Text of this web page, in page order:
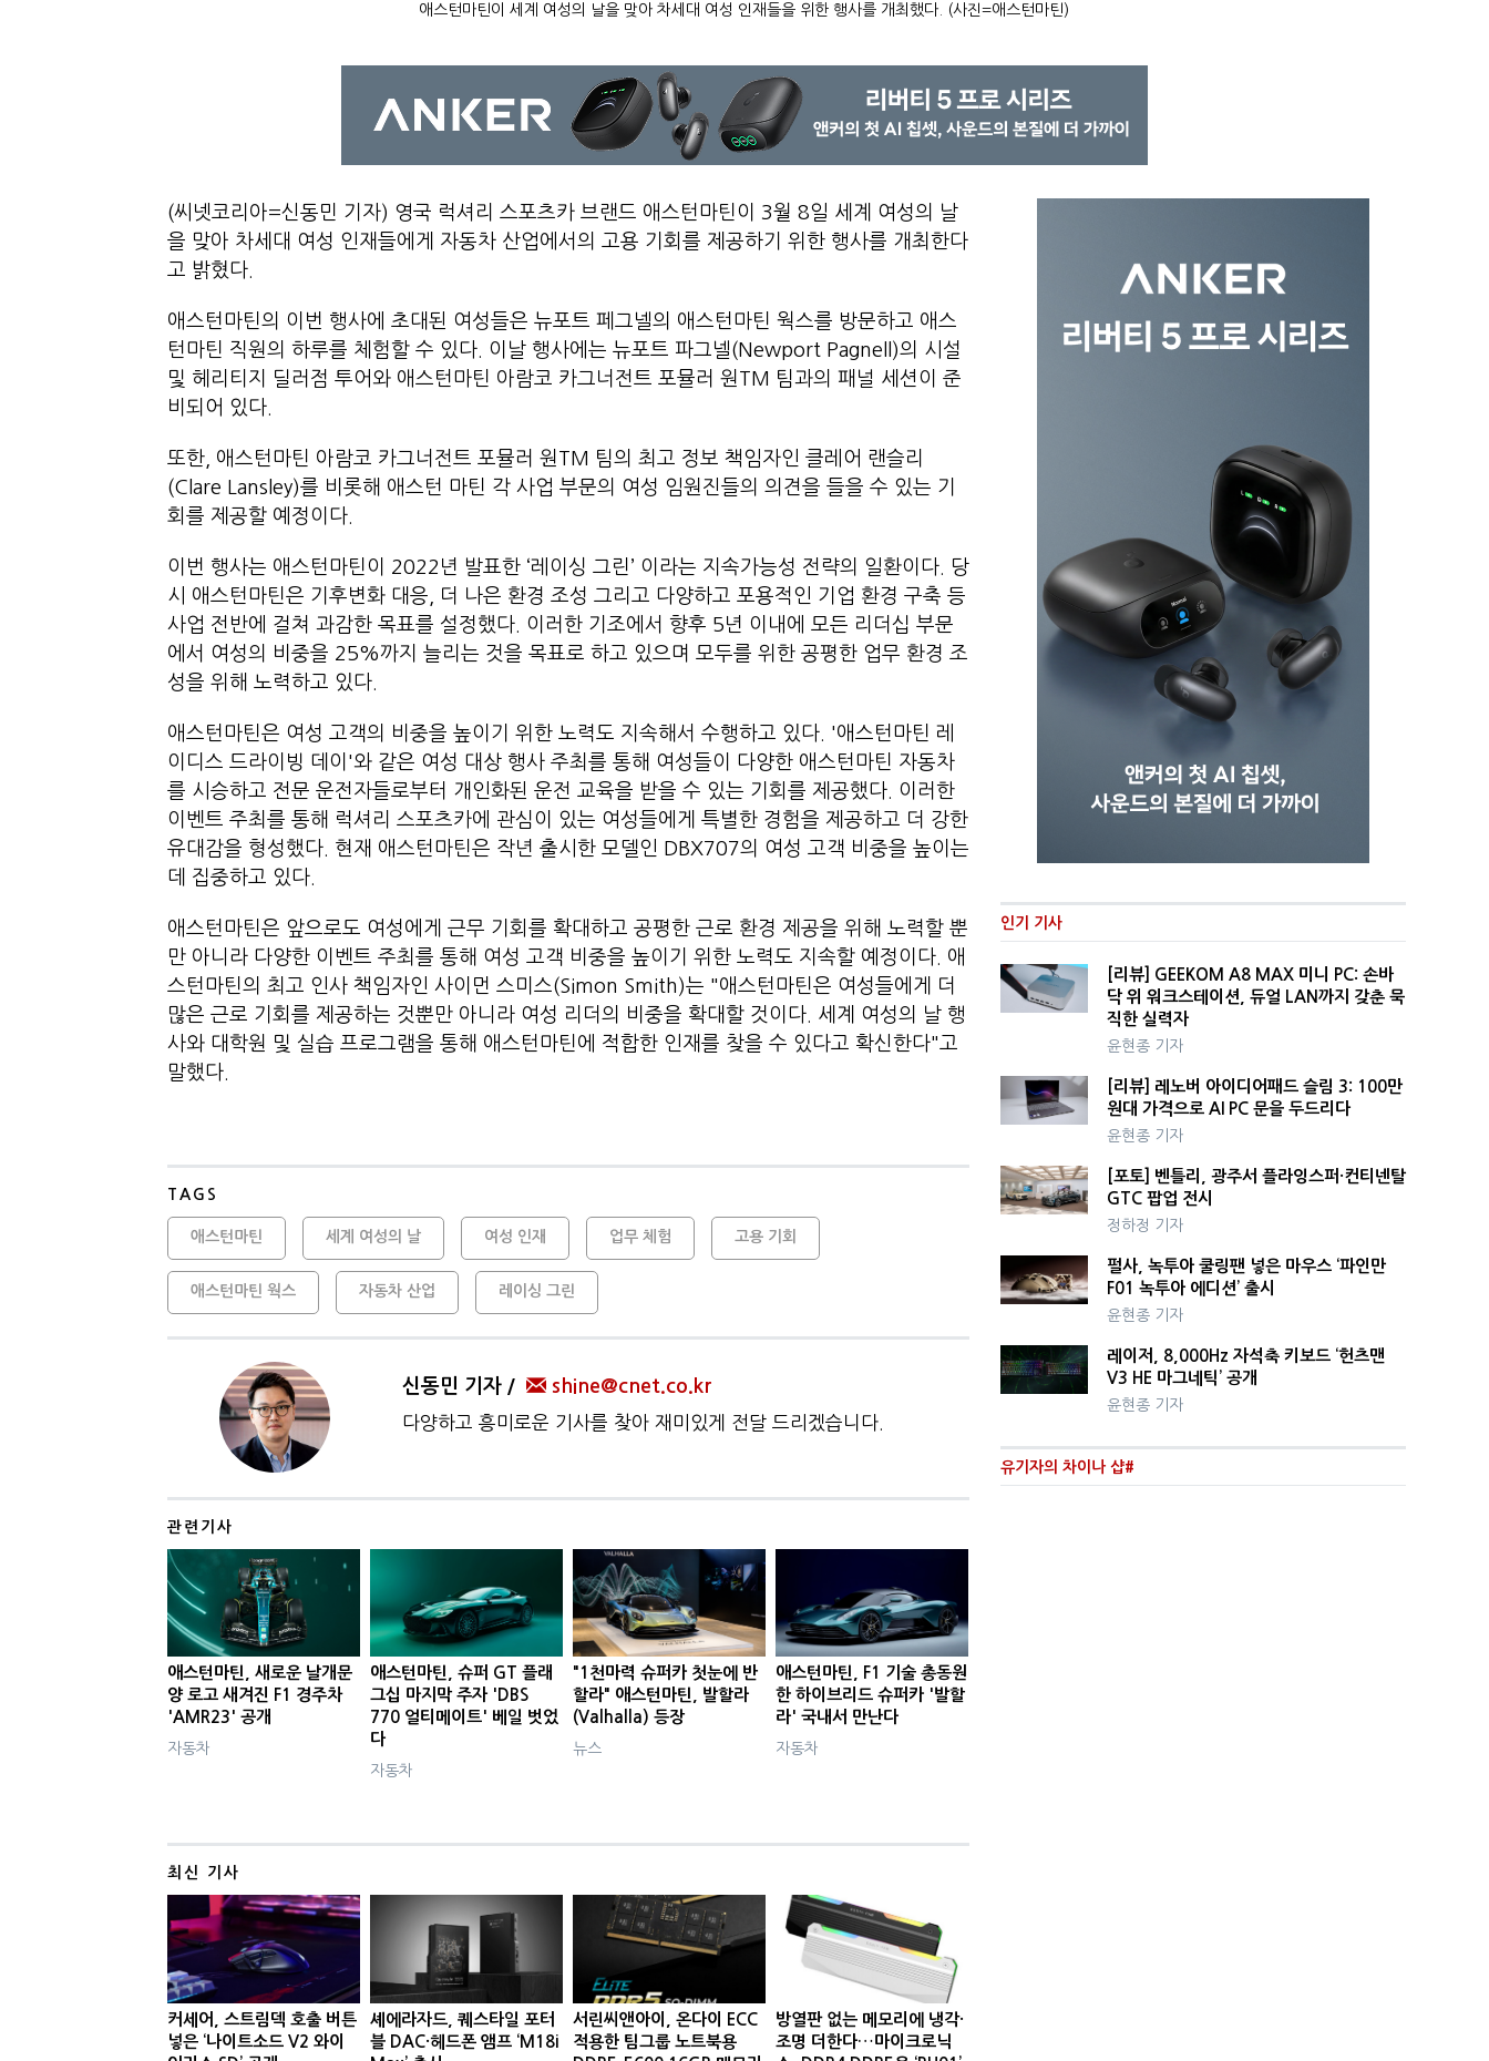
애스턴마틴이 세계 여성의 날을 맞아 차세대 여성 인재들을 위한 행사를 개최했다. (사진=애스턴마틴)
(씨넷코리아=신동민 기자) 영국 럭셔리 스포츠카 브랜드 애스턴마틴이 3월 8일 세계 여성의 날
을 맞아 차세대 여성 인재들에게 자동차 산업에서의 고용 기회를 제공하기 위한 행사를 개최한다
고 밝혔다.
애스턴마틴의 이번 행사에 초대된 여성들은 뉴포트 페그넬의 애스턴마틴 웍스를 방문하고 애스
턴마틴 직원의 하루를 체험할 수 있다. 이날 행사에는 뉴포트 파그넬(Newport Pagnell)의 시설
및 헤리티지 딜러점 투어와 애스턴마틴 아람코 카그너전트 포뮬러 원TM 팀과의 패널 세션이 준
비되어 있다.
또한, 애스턴마틴 아람코 카그너전트 포뮬러 원TM 팀의 최고 정보 책임자인 클레어 랜슬리
(Clare Lansley)를 비롯해 애스턴 마틴 각 사업 부문의 여성 임원진들의 의견을 들을 수 있는 기
회를 제공할 예정이다.
이번 행사는 애스턴마틴이 2022년 발표한 ‘레이싱 그린’ 이라는 지속가능성 전략의 일환이다. 당
시 애스턴마틴은 기후변화 대응, 더 나은 환경 조성 그리고 다양하고 포용적인 기업 환경 구축 등
사업 전반에 걸쳐 과감한 목표를 설정했다. 이러한 기조에서 향후 5년 이내에 모든 리더십 부문
에서 여성의 비중을 25%까지 늘리는 것을 목표로 하고 있으며 모두를 위한 공평한 업무 환경 조
성을 위해 노력하고 있다.
애스턴마틴은 여성 고객의 비중을 높이기 위한 노력도 지속해서 수행하고 있다. '애스턴마틴 레
이디스 드라이빙 데이'와 같은 여성 대상 행사 주최를 통해 여성들이 다양한 애스턴마틴 자동차
를 시승하고 전문 운전자들로부터 개인화된 운전 교육을 받을 수 있는 기회를 제공했다. 이러한
이벤트 주최를 통해 럭셔리 스포츠카에 관심이 있는 여성들에게 특별한 경험을 제공하고 더 강한
유대감을 형성했다. 현재 애스턴마틴은 작년 출시한 모델인 DBX707의 여성 고객 비중을 높이는
데 집중하고 있다.
애스턴마틴은 앞으로도 여성에게 근무 기회를 확대하고 공평한 근로 환경 제공을 위해 노력할 뿐
만 아니라 다양한 이벤트 주최를 통해 여성 고객 비중을 높이기 위한 노력도 지속할 예정이다. 애
스턴마틴의 최고 인사 책임자인 사이먼 스미스(Simon Smith)는 "애스턴마틴은 여성들에게 더
많은 근로 기회를 제공하는 것뿐만 아니라 여성 리더의 비중을 확대할 것이다. 세계 여성의 날 행
사와 대학원 및 실습 프로그램을 통해 애스턴마틴에 적합한 인재를 찾을 수 있다고 확신한다"고
말했다.
TAGS
애스턴마틴 세계 여성의 날 여성 인재 업무 체험 고용 기회
애스턴마틴 웍스 자동차 산업 레이싱 그린
신동민 기자 shine@cnet.co.kr
다양하고 흥미로운 기사를 찾아 재미있게 전달 드리겠습니다.
관련기사
애스턴마틴, 새로운 날개문
양 로고 새겨진 F1 경주차
'AMR23' 공개
자동차
애스턴마틴, 슈퍼 GT 플래
그십 마지막 주자 'DBS
770 얼티메이트' 베일 벗었
다
자동차
"1천마력 슈퍼카 첫눈에 반
할라" 애스턴마틴, 발할라
(Valhalla) 등장
뉴스
애스턴마틴, F1 기술 총동원
한 하이브리드 슈퍼카 '발할
라' 국내서 만난다
자동차
최신 기사
커세어, 스트림덱 호출 버튼
넣은 ‘나이트소드 V2 와이
셰에라자드, 퀘스타일 포터
블 DAC·헤드폰 앰프 ‘M18i
서린씨앤아이, 온다이 ECC
적용한 팀그룹 노트북용
방열판 없는 메모리에 냉각·
조명 더한다…마이크로닉
인기 기사
[리뷰] GEEKOM A8 MAX 미니 PC: 손바
닥 위 워크스테이션, 듀얼 LAN까지 갖춘 묵
직한 실력자
윤현종 기자
[리뷰] 레노버 아이디어패드 슬림 3: 100만
원대 가격으로 AI PC 문을 두드리다
윤현종 기자
[포토] 벤틀리, 광주서 플라잉스퍼·컨티넨탈
GTC 팝업 전시
정하정 기자
펄사, 녹투아 쿨링팬 넣은 마우스 ‘파인만
F01 녹투아 에디션’ 출시
윤현종 기자
레이저, 8,000Hz 자석축 키보드 ‘헌츠맨
V3 HE 마그네틱’ 공개
윤현종 기자
유기자의 차이나 샵#